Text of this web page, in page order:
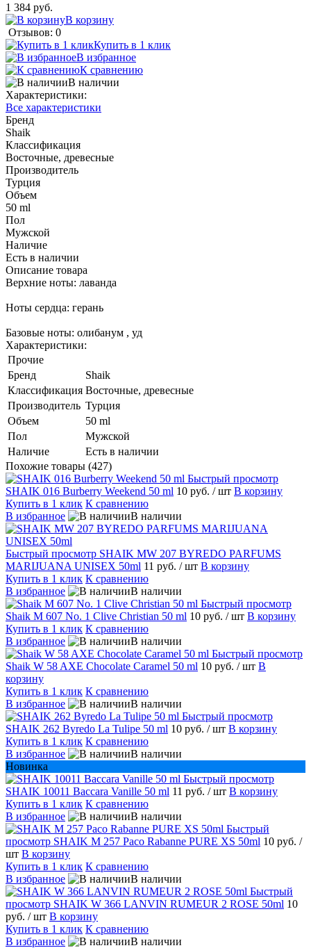
1 384 руб.
В корзину
Отзывов: 0
Купить в 1 клик
В избранное
К сравнению
В наличии
Характеристики:
Все характеристики
Бренд
Shaik
Классификация
Восточные, древесные
Производитель
Турция
Объем
50 ml
Пол
Мужской
Наличие
Есть в наличии
Описание товара
Верхние ноты: лаванда
Ноты сердца: герань
Базовые ноты: олибанум , уд
Характеристики:
Прочие
Бренд
Shaik
Классификация Восточные, древесные
Производитель Турция
Объем
50 ml
Пол
Мужской
Наличие
Есть в наличии
Похожие товары (427)
Быстрый просмотр
SHAIK 016 Burberry Weekend 50 ml 10 руб. / шт В корзину
Купить в 1 клик К сравнению
В избранное
В наличии
Быстрый просмотр SHAIK MW 207 BYREDO PARFUMS
MARIJUANA UNISEX 50ml 11 руб. / шт В корзину
Купить в 1 клик К сравнению
В избранное
В наличии
Быстрый просмотр
Shaik M 607 No. 1 Clive Christian 50 ml 10 руб. / шт В корзину
Купить в 1 клик К сравнению
В избранное
В наличии
Быстрый просмотр
Shaik W 58 AXE Chocolate Caramel 50 ml 10 руб. / шт В
корзину
Купить в 1 клик К сравнению
В избранное
В наличии
Быстрый просмотр
SHAIK 262 Byredo La Tulipe 50 ml 10 руб. / шт В корзину
Купить в 1 клик К сравнению
В избранное
В наличии
Новинка
Быстрый просмотр
SHAIK 10011 Baccara Vanille 50 ml 11 руб. / шт В корзину
Купить в 1 клик К сравнению
В избранное
В наличии
Быстрый
просмотр SHAIK M 257 Paco Rabanne PURE XS 50ml 10 руб. /
шт В корзину
Купить в 1 клик К сравнению
В избранное
В наличии
Быстрый
просмотр SHAIK W 366 LANVIN RUMEUR 2 ROSE 50ml 10
руб. / шт В корзину
Купить в 1 клик К сравнению
В избранное
В наличии